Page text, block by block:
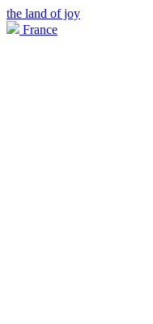
the land of joy
France